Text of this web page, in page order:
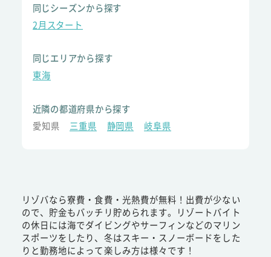
同じシーズンから探す
2月スタート
同じエリアから探す
東海
近隣の都道府県から探す
愛知県
三重県 静岡県 岐阜県
リゾバなら寮費・食費・光熱費が無料！出費が少ない
ので、貯金もバッチリ貯められます。リゾートバイト
の休日には海でダイビングやサーフィンなどのマリン
スポーツをしたり、冬はスキー・スノーボードをした
りと勤務地によって楽しみ方は様々です！